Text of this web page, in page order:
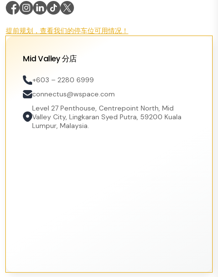
提前规划，查看我们的停车位可用情况！
Mid Valley 分店
+603 – 2280 6999
connectus@wspace.com
Level 27 Penthouse, Centrepoint North, Mid
Valley City, Lingkaran Syed Putra, 59200 Kuala
Lumpur, Malaysia.